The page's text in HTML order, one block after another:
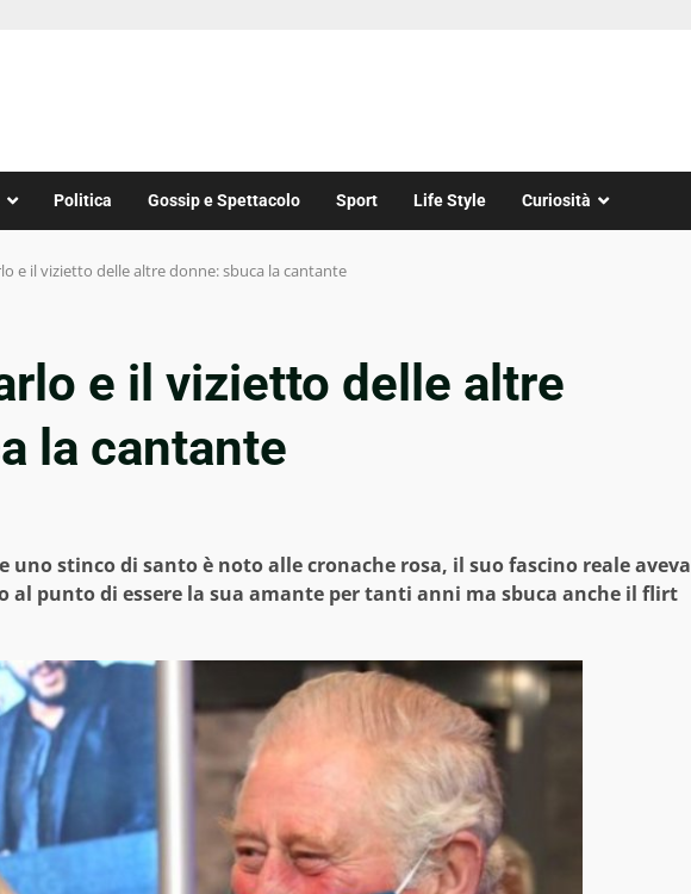
Politica Gossip e Spettacolo Sport Life Style Curiosità
e il vizietto delle altre donne: sbuca la cantante
e il vizietto delle altre
la cantante
uno stinco di santo è noto alle cronache rosa, il suo fascino reale aveva
al punto di essere la sua amante per tanti anni ma sbuca anche il flirt